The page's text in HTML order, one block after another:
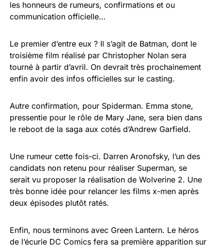
les honneurs de rumeurs, confirmations et ou
communication officielle…
Le premier d’entre eux ? Il s’agit de Batman, dont le
troisième film réalisé par Christopher Nolan sera
tourné à partir d’avril. On devrait très prochainement
enfin avoir des infos officielles sur le casting.
Autre confirmation, pour Spiderman. Emma stone,
pressentie pour le rôle de Mary Jane, sera bien dans
le reboot de la saga aux cotés d’Andrew Garfield.
Une rumeur cette fois-ci. Darren Aronofsky, l’un des
candidats non retenu pour réaliser Superman, se
serait vu proposer la réalisation de Wolverine 2. Une
très bonne idée pour relancer les films x-men après
deux épisodes plutôt ratés.
Enfin, nous terminons avec Green Lantern. Le héros
de l’écurie DC Comics fera sa première apparition sur